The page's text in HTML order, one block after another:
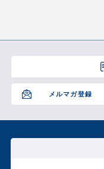
メルマガ登録